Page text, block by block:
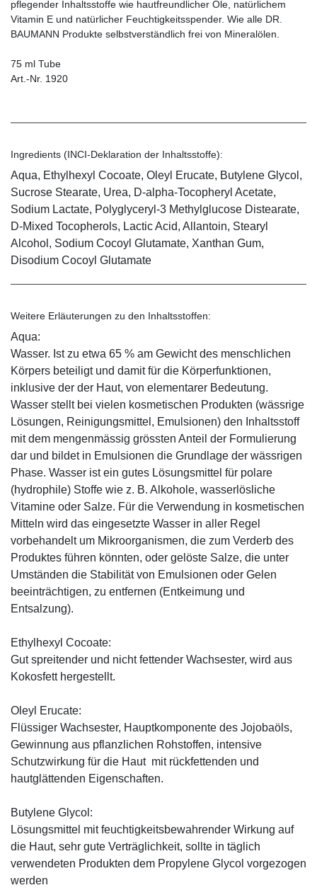
pflegender Inhaltsstoffe wie hautfreundlicher Öle, natürlichem
Vitamin E und natürlicher Feuchtigkeitsspender. Wie alle DR.
BAUMANN Produkte selbstverständlich frei von Mineralölen.
75 ml Tube
Art.-Nr. 1920
Ingredients (INCI-Deklaration der Inhaltsstoffe):
Aqua, Ethylhexyl Cocoate, Oleyl Erucate, Butylene Glycol,
Sucrose Stearate, Urea, D-alpha-Tocopheryl Acetate,
Sodium Lactate, Polyglyceryl-3 Methylglucose Distearate,
D-Mixed Tocopherols, Lactic Acid, Allantoin, Stearyl
Alcohol, Sodium Cocoyl Glutamate, Xanthan Gum,
Disodium Cocoyl Glutamate
Weitere Erläuterungen zu den Inhaltsstoffen:
Aqua:
Wasser. Ist zu etwa 65 % am Gewicht des menschlichen
Körpers beteiligt und damit für die Körperfunktionen,
inklusive der der Haut, von elementarer Bedeutung.
Wasser stellt bei vielen kosmetischen Produkten (wässrige
Lösungen, Reinigungsmittel, Emulsionen) den Inhaltsstoff
mit dem mengenmässig grössten Anteil der Formulierung
dar und bildet in Emulsionen die Grundlage der wässrigen
Phase. Wasser ist ein gutes Lösungsmittel für polare
(hydrophile) Stoffe wie z. B. Alkohole, wasserlösliche
Vitamine oder Salze. Für die Verwendung in kosmetischen
Mitteln wird das eingesetzte Wasser in aller Regel
vorbehandelt um Mikroorganismen, die zum Verderb des
Produktes führen könnten, oder gelöste Salze, die unter
Umständen die Stabilität von Emulsionen oder Gelen
beeinträchtigen, zu entfernen (Entkeimung und
Entsalzung).
Ethylhexyl Cocoate:
Gut spreitender und nicht fettender Wachsester, wird aus
Kokosfett hergestellt.
Oleyl Erucate:
Flüssiger Wachsester, Hauptkomponente des Jojobaöls,
Gewinnung aus pflanzlichen Rohstoffen, intensive
Schutzwirkung für die Haut mit rückfettenden und
hautglättenden Eigenschaften.
Butylene Glycol:
Lösungsmittel mit feuchtigkeitsbewahrender Wirkung auf
die Haut, sehr gute Verträglichkeit, sollte in täglich
verwendeten Produkten dem Propylene Glycol vorgezogen
werden